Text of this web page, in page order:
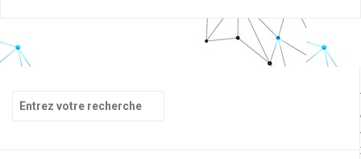
Recherche
pour